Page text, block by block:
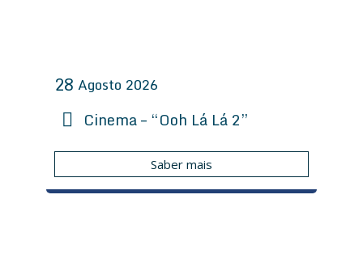
28 Agosto 2026
Cinema – “Ooh Lá Lá 2”
Saber mais